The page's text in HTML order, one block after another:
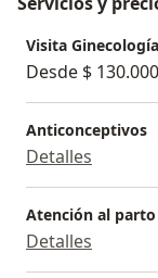
Visita
Desde $ 130.000
Anticonceptivos
Detalles
Atención al parto
Detalles